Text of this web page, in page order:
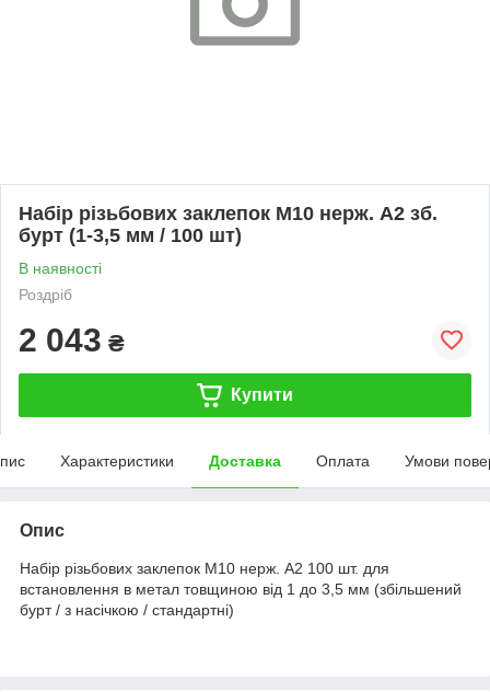
Набір різьбових заклепок M10 нерж. А2 зб.
бурт (1-3,5 мм / 100 шт)
В наявності
Роздріб
2 043 ₴
Купити
Характеристики Доставка Оплата Умови
Опис
Набір різьбових заклепок M10 нерж. А2 100 шт. для
встановлення в метал товщиною від 1 до 3,5 мм (збільшений
бурт / з насічкою / стандартні)